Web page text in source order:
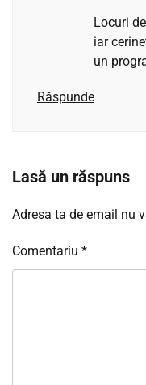
Locuri
iar
un
Răspunde
Lasă un răspuns
Adresa ta de email nu
Comentariu *